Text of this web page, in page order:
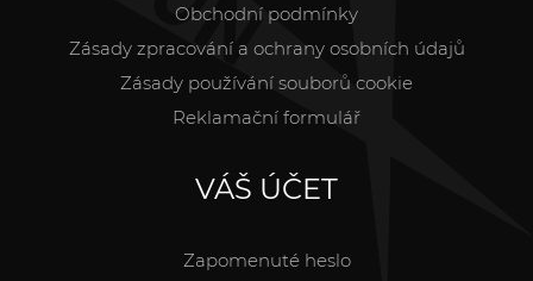
Obchodní podmínky
Zásady zpracování a ochrany osobních údajů
Zásady používání souborů cookie
Reklamační formulář
VÁŠ ÚČET
Zapomenuté heslo